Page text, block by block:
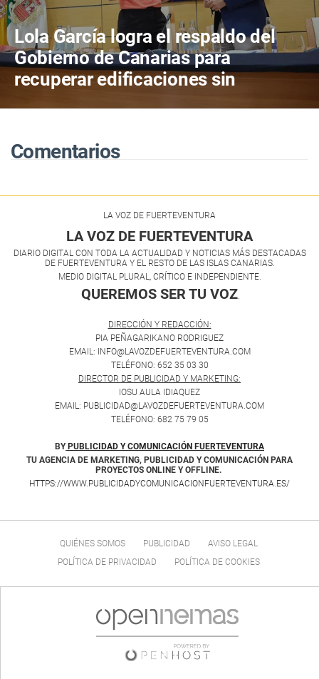
Lola García logra el respaldo del
Gobierno de Canarias para
recuperar edificaciones sin
Comentarios
LA VOZ DE FUERTEVENTURA
LA VOZ DE FUERTEVENTURA
DIARIO DIGITAL CON TODA LA ACTUALIDAD Y NOTICIAS MÁS DESTACADAS
DE FUERTEVENTURA Y EL RESTO DE LAS ISLAS CANARIAS.
MEDIO DIGITAL PLURAL, CRÍTICO E INDEPENDIENTE.
QUEREMOS SER TU VOZ.
DIRECCIÓN Y REDACCIÓN:
PIA PEÑAGARIKANO RODRIGUEZ
EMAIL: INFO@LAVOZDEFUERTEVENTURA.COM
TELÉFONO: 652 35 03 30
DIRECTOR DE PUBLICIDAD Y MARKETING:
IOSU AULA IDIAQUEZ
EMAIL: PUBLICIDAD@LAVOZDEFUERTEVENTURA.COM
TELÉFONO: 682 75 79 05
BY PUBLICIDAD Y COMUNICACIÓN FUERTEVENTURA
TU AGENCIA DE MARKETING, PUBLICIDAD Y COMUNICACIÓN PARA
PROYECTOS ONLINE Y OFFLINE.
HTTPS://WWW.PUBLICIDADYCOMUNICACIONFUERTEVENTURA.ES/
QUIÉNES SOMOS PUBLICIDAD
AVISO LEGAL
POLÍTICA DE PRIVACIDAD
POLÍTICA DE COOKIES